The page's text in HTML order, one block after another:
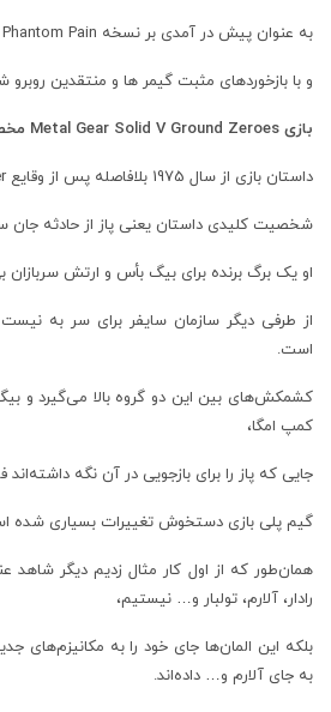
به عنوان پیش در آمدی بر نسخه Phantom Pain در سال 2014 منتشر شد.
و با بازخوردهای مثبت گیمر ها و منتقدین روبرو
بازی Metal Gear Solid V Ground Zeroes مخصوص XBOX 360
داستان بازی از سال 1975 بلافاصله پس از وقایع Peace walker آغاز می‌شود.
شخصیت کلیدی داستان یعنی پاز از حادثه جان
او یک برگ برنده برای بیگ بأس و ارتش
از طرفی دیگر سازمان سایفر برای سر به
است.
کشمکش‌های بین این دو گروه بالا می‌گیرد و
کمپ امگا،
جایی که پاز را برای بازجویی در آن نگه داشته‌اند
گیم پلی بازی دستخوش تغییرات بسیاری شده
همان‌طور که از اول کار مثال زدیم دیگر شاهد
رادار، آلارم، تولبار و… نیستیم،
بلکه این المان‌ها جای خود را به مکانیزم‌های
به جای آلارم و… داده‌اند.